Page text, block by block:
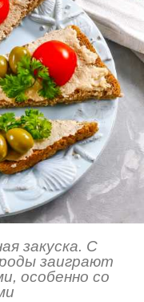
закуска. С
заиграют
особенно со